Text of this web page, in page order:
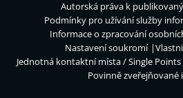
Autorská práva k
Podmínky pro užívání služby
Informace o zpracování
Nastavení soukromí
Jednotná kontaktní místa / Single
Povinně zveřejňované